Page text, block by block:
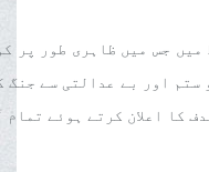
میں جس میں ظاہری طور
ستم اور بے عدالتی سے
کا اعلان کرتے ہوئے تمام